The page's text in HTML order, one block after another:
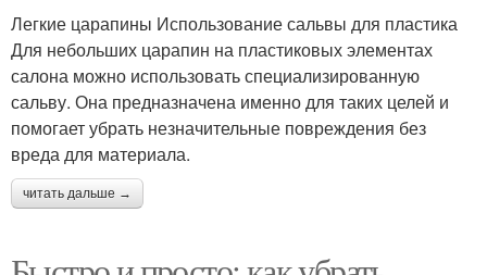
Легкие царапины Использование сальвы для пластика
Для небольших царапин на пластиковых элементах
салона можно использовать специализированную
сальву. Она предназначена именно для таких целей и
помогает убрать незначительные повреждения без
вреда для материала.
читать дальше →